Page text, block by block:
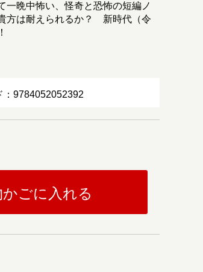
晩中怖い、怪奇と恐怖の短編ノ
方は耐えられるか？ 新時代（令
9784052052392
ごに入れる